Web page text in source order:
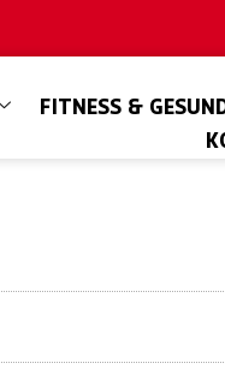
FITNESS &